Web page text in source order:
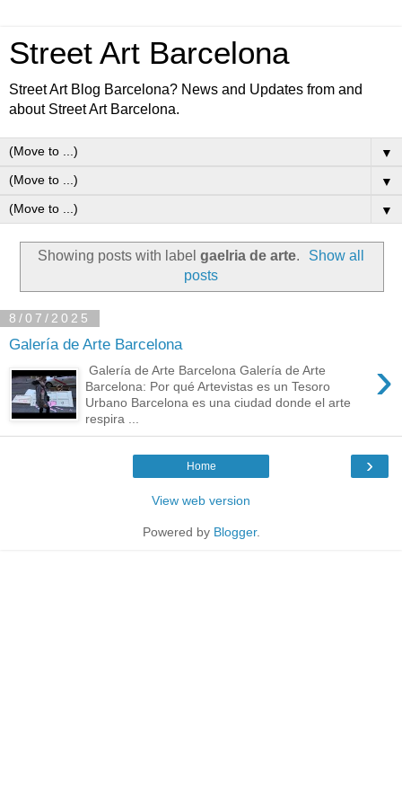
Street Art Barcelona
Street Art Blog Barcelona? News and Updates from and
about Street Art Barcelona.
▼
▼
▼
Showing posts with label gaelria de arte.
Show all
posts
8/07/2025
Galería de Arte Barcelona
›
Galería de Arte Barcelona Galería de Arte
Barcelona: Por qué Artevistas es un Tesoro
Urbano Barcelona es una ciudad donde el arte
respira ...
›
Home
View web version
Powered by Blogger.